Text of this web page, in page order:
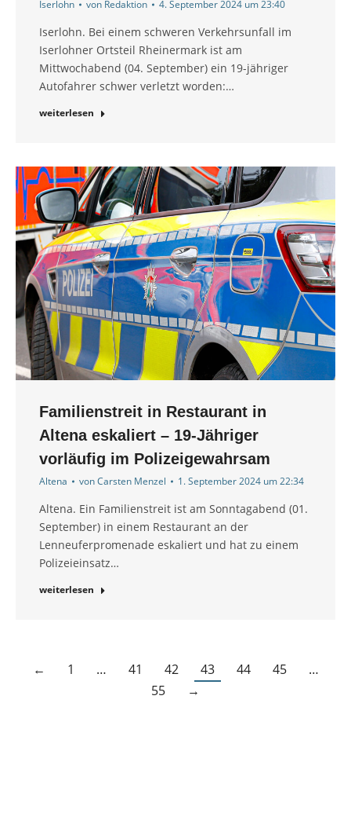
Iserlohn von Redaktion 4. September 2024 um 23:40
Iserlohn. Bei einem schweren Verkehrsunfall im
Iserlohner Ortsteil Rheinermark ist am
Mittwochabend (04. September) ein 19-jähriger
Autofahrer schwer verletzt worden:…
weiterlesen
Familienstreit in Restaurant in
Altena eskaliert – 19-Jähriger
vorläufig im Polizeigewahrsam
Altena vonCarsten Menzel 1. September 2024 um 22:34
Altena. Ein Familienstreit ist am Sonntagabend (01.
September) in einem Restaurant an der
Lenneuferpromenade eskaliert und hat zu einem
Polizeieinsatz…
weiterlesen
← 1 … 41 42 43 44 45
…
55
→